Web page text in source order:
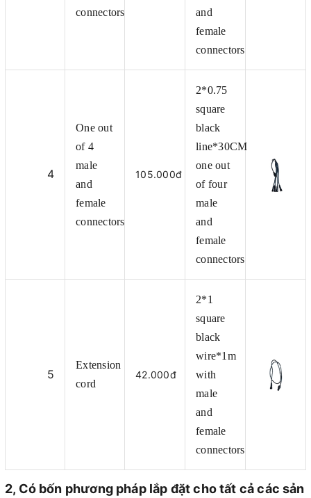
connectors
and
female
connectors
4
One out
of 4
male
and
female
connectors
105.000đ
2*0.75
square
black
line*30CM
one out
of four
male
and
female
connectors
5
Extension
cord
42.000đ
2*1
square
black
wire*1m
with
male
and
female
connectors
2, Có bốn phương pháp lắp đặt cho tất cả các sản